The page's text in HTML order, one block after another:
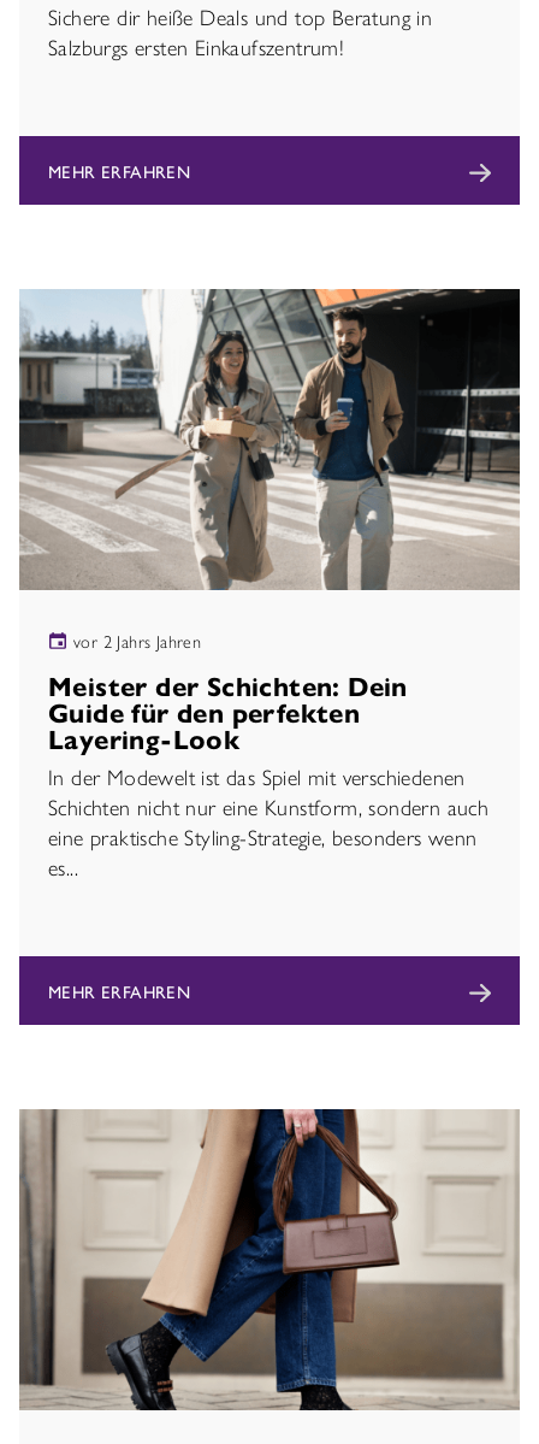
Sichere dir heiße Deals und top Beratung in
Salzburgs ersten Einkaufszentrum!
MEHR ERFAHREN
vor 2 Jahrs Jahren
Meister der Schichten: Dein
Guide für den perfekten
Layering-Look
In der Modewelt ist das Spiel mit verschiedenen
Schichten nicht nur eine Kunstform, sondern auch
eine praktische Styling-Strategie, besonders wenn
es...
MEHR ERFAHREN